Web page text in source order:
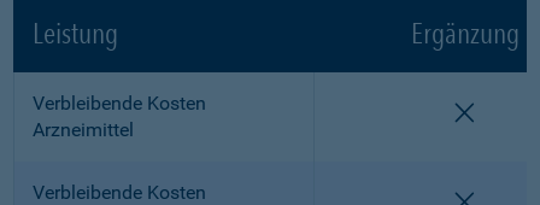
Leistung Ergänzung
Verbleibende Kosten
Arzneimittel
Verbleibende Kosten